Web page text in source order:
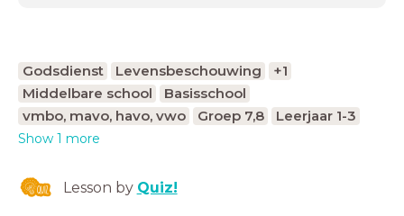
Godsdienst Levensbeschouwing
+1
Middelbare school
Basisschool
vmbo, mavo, havo, vwo
Groep 7,8 Leerjaar 1-3
Show 1 more
Lesson by Quiz!